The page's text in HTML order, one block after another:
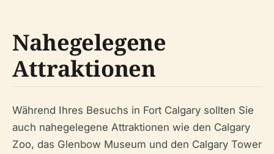
Nahegelegene
Attraktionen
Während Ihres Besuchs in Fort Calgary sollten Sie
auch nahegelegene Attraktionen wie den Calgary
Zoo, das Glenbow Museum und den Calgary Tower